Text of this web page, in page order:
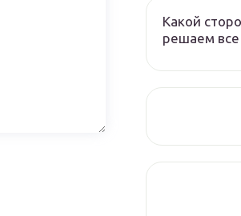
Какой
решаем